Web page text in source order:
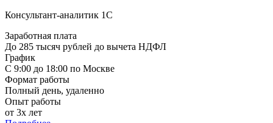
Консультант-аналитик 1С
Заработная плата
До 285 тысяч рублей до вычета НДФЛ
График
С 9:00 до 18:00 по Москве
Формат работы
Полный день, удаленно
Опыт работы
от 3х лет